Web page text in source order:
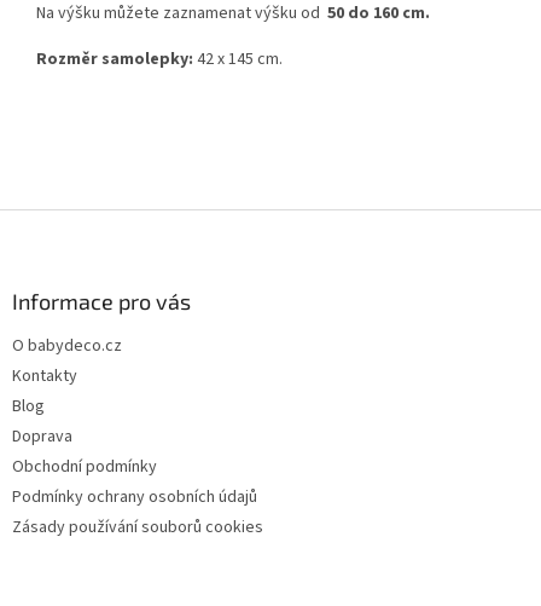
Na výšku můžete zaznamenat výšku od 50 do 160 cm.
Rozměr samolepky: 42 x 145 cm.
Informace pro vás
O babydeco.cz
Kontakty
Blog
Doprava
Obchodní podmínky
Podmínky ochrany osobních údajů
Zásady používání souborů cookies